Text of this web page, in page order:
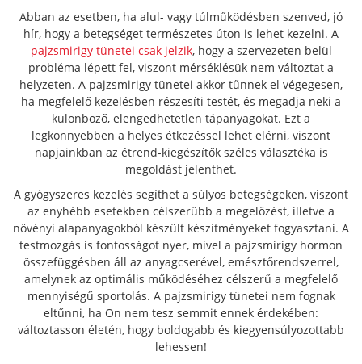
Abban az esetben, ha alul- vagy túlműködésben szenved, jó
hír, hogy a betegséget természetes úton is lehet kezelni. A
pajzsmirigy tünetei csak jelzik, hogy a szervezeten belül
probléma lépett fel, viszont mérséklésük nem változtat a
helyzeten. A pajzsmirigy tünetei akkor tűnnek el végegesen,
ha megfelelő kezelésben részesíti testét, és megadja neki a
különböző, elengedhetetlen tápanyagokat. Ezt a
legkönnyebben a helyes étkezéssel lehet elérni, viszont
napjainkban az étrend-kiegészítők széles választéka is
megoldást jelenthet.
A gyógyszeres kezelés segíthet a súlyos betegségeken, viszont
az enyhébb esetekben célszerűbb a megelőzést, illetve a
növényi alapanyagokból készült készítményeket fogyasztani. A
testmozgás is fontosságot nyer, mivel a pajzsmirigy hormon
összefüggésben áll az anyagcserével, emésztőrendszerrel,
amelynek az optimális működéséhez célszerű a megfelelő
mennyiségű sportolás. A pajzsmirigy tünetei nem fognak
eltűnni, ha Ön nem tesz semmit ennek érdekében:
változtasson életén, hogy boldogabb és kiegyensúlyozottabb
lehessen!